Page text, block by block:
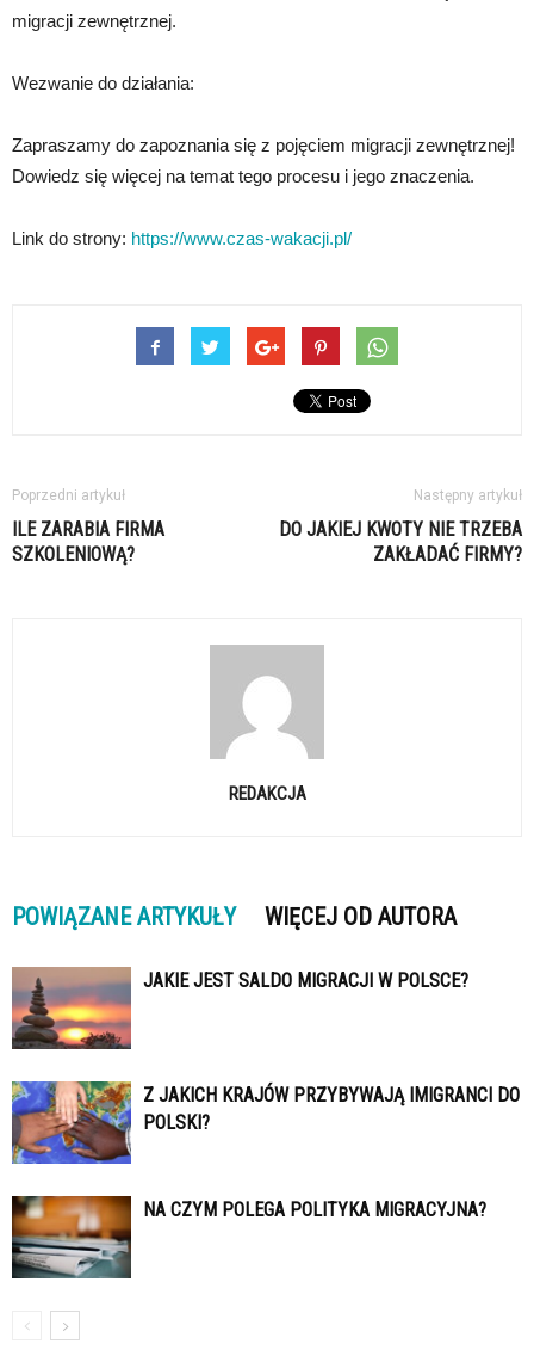
migracji zewnętrznej.
Wezwanie do działania:
Zapraszamy do zapoznania się z pojęciem migracji zewnętrznej!
Dowiedz się więcej na temat tego procesu i jego znaczenia.
Link do strony: https://www.czas-wakacji.pl/
Poprzedni artykuł
ILE ZARABIA FIRMA
SZKOLENIOWĄ?
Następny artykuł
DO JAKIEJ KWOTY NIE TRZEBA
ZAKŁADAĆ FIRMY?
REDAKCJA
POWIĄZANE ARTYKUŁY WIĘCEJ OD AUTORA
JAKIE JEST SALDO MIGRACJI W POLSCE?
Z JAKICH KRAJÓW PRZYBYWAJĄ IMIGRANCI DO
POLSKI?
NA CZYM POLEGA POLITYKA MIGRACYJNA?